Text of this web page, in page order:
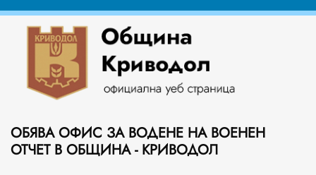
ОБЯВА ОФИС ЗА ВОДЕНЕ НА ВОЕНЕН
ОТЧЕТ В ОБЩИНА - КРИВОДОЛ